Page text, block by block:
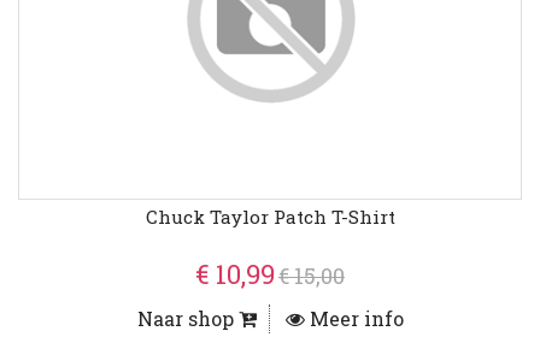
Chuck Taylor Patch T-Shirt
€ 10,99€ 15,00
Naar shop Meer info